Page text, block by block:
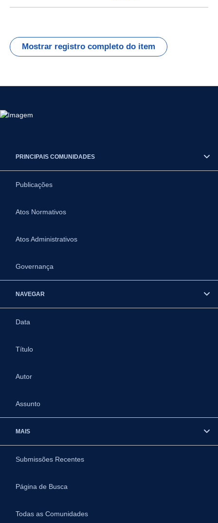
Mostrar registro completo do item
PRINCIPAIS COMUNIDADES
Publicações
Atos Normativos
Atos Administrativos
Governança
NAVEGAR
Data
Título
Autor
Assunto
MAIS
Submissões Recentes
Página de Busca
Todas as Comunidades